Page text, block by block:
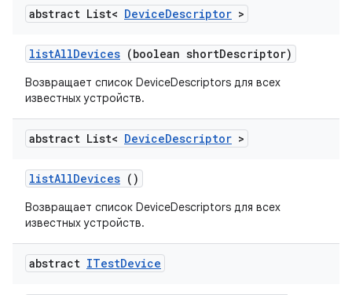
abstract List< DeviceDescriptor >
listAllDevices (boolean shortDescriptor)
Возвращает список DeviceDescriptors для всех
известных устройств.
abstract List< DeviceDescriptor >
listAllDevices ()
Возвращает список DeviceDescriptors для всех
известных устройств.
abstract ITestDevice